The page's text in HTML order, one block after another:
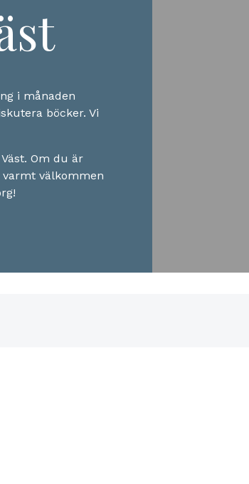
i månaden
böcker. Vi
Om du är
välkommen